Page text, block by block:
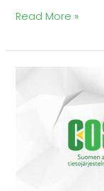
Read More »
käynnistynyt
kansallinen